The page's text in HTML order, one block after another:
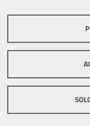
ottimale per ogni
informazioni di
pertanto possono essere